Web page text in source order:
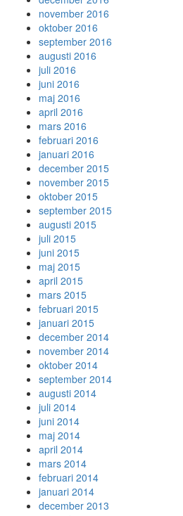
november 2016
oktober 2016
september 2016
augusti 2016
juli 2016
juni 2016
maj 2016
april 2016
mars 2016
februari 2016
januari 2016
december 2015
november 2015
oktober 2015
september 2015
augusti 2015
juli 2015
juni 2015
maj 2015
april 2015
mars 2015
februari 2015
januari 2015
december 2014
november 2014
oktober 2014
september 2014
augusti 2014
juli 2014
juni 2014
maj 2014
april 2014
mars 2014
februari 2014
januari 2014
december 2013